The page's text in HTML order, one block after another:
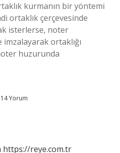
kurmanın bir yöntemi
ortaklık çerçevesinde
isterlerse, noter
ortaklığı
huzurunda
14 Yorum
https://reye.com.tr